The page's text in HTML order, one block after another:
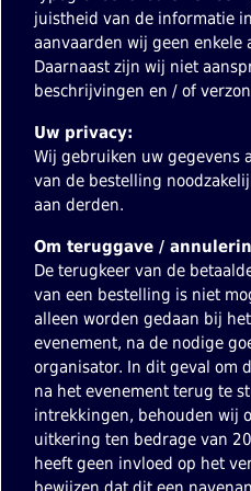
juistheid van de informatie
aanvaarden wij geen enkele
Daarnaast zijn wij niet
beschrijvingen en / of
Uw privacy:
Wij gebruiken uw gegevens
van de bestelling
aan derden.
Om teruggave /
De terugkeer van de
van een bestelling is niet
alleen worden gedaan bij
evenement, na de nodige
organisator. In dit geval om
na het evenement terug te
intrekkingen, behouden wij
uitkering ten bedrage van
heeft geen invloed op het